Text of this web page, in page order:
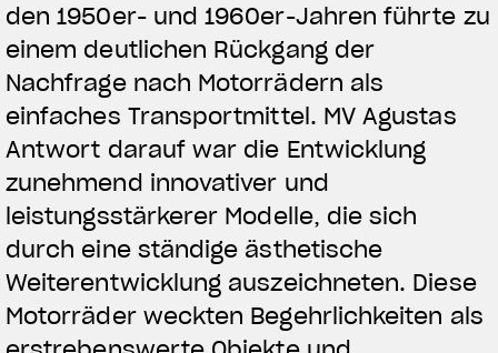
den 1950er- und 1960er-Jahren führte zu
einem deutlichen Rückgang der
Nachfrage nach Motorrädern als
einfaches Transportmittel. MV Agustas
Antwort darauf war die Entwicklung
zunehmend innovativer und
leistungsstärkerer Modelle, die sich
durch eine ständige ästhetische
Weiterentwicklung auszeichneten. Diese
Motorräder weckten Begehrlichkeiten als